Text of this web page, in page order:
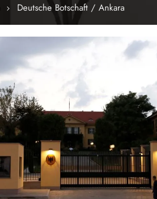
Deutsche Botschaft / Ankara